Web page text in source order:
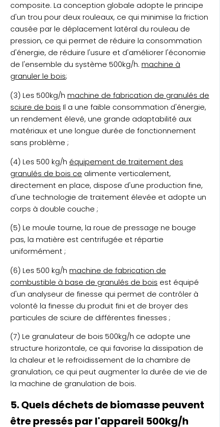
composite. La conception globale adopte le principe
d'un trou pour deux rouleaux, ce qui minimise la friction
causée par le déplacement latéral du rouleau de
pression, ce qui permet de réduire la consommation
d'énergie, de réduire l'usure et d'améliorer l'économie
de l'ensemble du système 500kg/h. machine à
granuler le bois;
(3) Les 500kg/h machine de fabrication de granulés de
sciure de bois Il a une faible consommation d'énergie,
un rendement élevé, une grande adaptabilité aux
matériaux et une longue durée de fonctionnement
sans problème ;
(4) Les 500 kg/h équipement de traitement des
granulés de bois ce alimente verticalement,
directement en place, dispose d'une production fine,
d'une technologie de traitement élevée et adopte un
corps à double couche ;
(5) Le moule tourne, la roue de pressage ne bouge
pas, la matière est centrifugée et répartie
uniformément ;
(6) Les 500 kg/h machine de fabrication de
combustible à base de granulés de bois est équipé
d'un analyseur de finesse qui permet de contrôler à
volonté la finesse du produit fini et de broyer des
particules de sciure de différentes finesses ;
(7) Le granulateur de bois 500kg/h ce adopte une
structure horizontale, ce qui favorise la dissipation de
la chaleur et le refroidissement de la chambre de
granulation, ce qui peut augmenter la durée de vie de
la machine de granulation de bois.
5. Quels déchets de biomasse peuvent
être pressés par l'appareil 500kg/h